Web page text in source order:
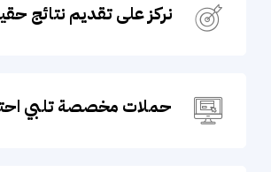
نركز على تقديم نتائج
حملات مخصصة تلبي